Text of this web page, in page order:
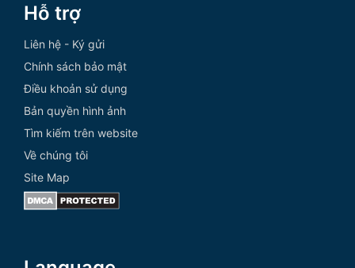
Hỗ trợ
Liên hệ - Ký gửi
Chính sách bảo mật
Điều khoản sử dụng
Bản quyền hình ảnh
Tìm kiếm trên website
Về chúng tôi
Site Map